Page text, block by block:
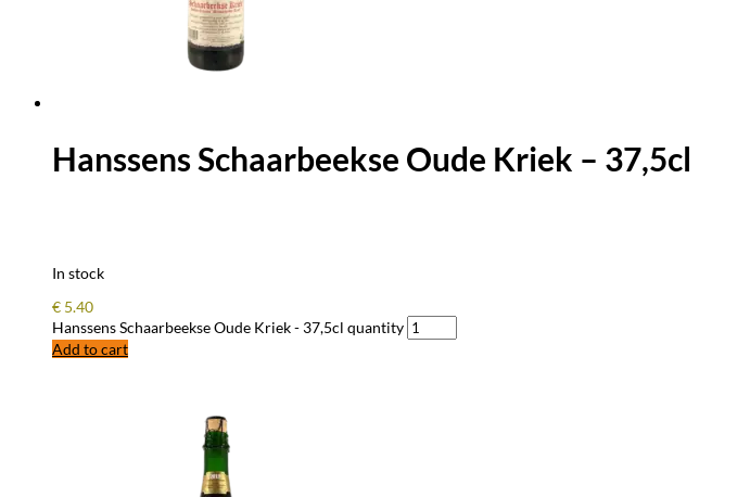
Hanssens Schaarbeekse Oude Kriek – 37,5cl
In stock
€ 5.40
Hanssens Schaarbeekse Oude Kriek - 37,5cl quantity
Add to cart